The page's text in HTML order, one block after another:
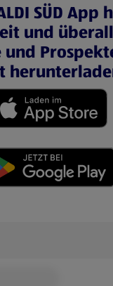
SÜD App
und